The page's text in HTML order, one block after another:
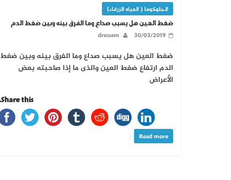
الجلوكوما ( المياه الزرقاء)
ضغط العين هل يسبب صداع وما الفرق بينه وبين ضغط الدم
30/03/2019
dressam
ضغط العين هل يسبب صداع وما الفرق بينه وبين ضغط
الدم ارتفاع ضغط العين والذى ما إذا صاحبته بعض
الأعراض
Share this...
Read more